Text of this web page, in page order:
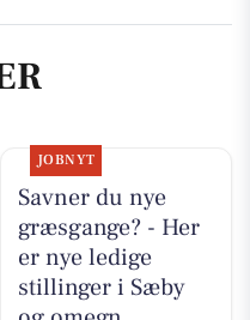
JOBNYT
Savner du nye
græsgange? - Her
er nye ledige
stillinger i Sæby